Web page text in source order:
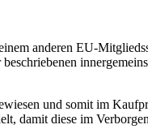
anderen EU-
und somit im
damit diese im